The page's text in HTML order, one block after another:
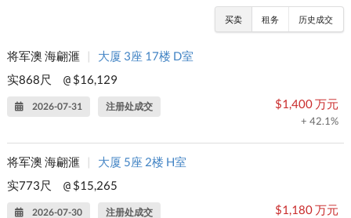
买卖 租务 历史成交
将军澳 海翩滙
大厦 3座 17楼 D室
实868尺
@ $16,129
2026-07-31 注册处成交 $1,400 万元
+ 42.1%
将军澳 海翩滙
大厦 5座 2楼 H室
实773尺
@ $15,265
2026-07-30 注册处成交 $1,180 万元